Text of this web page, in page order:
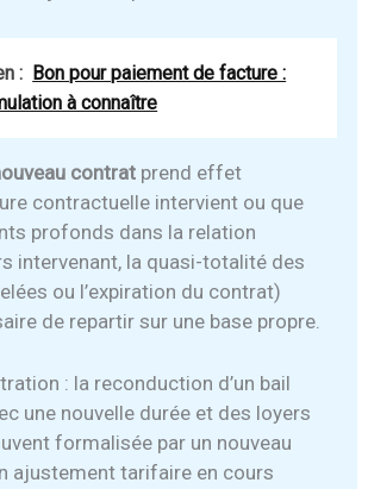
: Bon pour paiement de facture :
à connaître
contrat prend effet
contractuelle intervient ou que
profonds dans la relation
intervenant, la quasi-totalité des
ou l’expiration du contrat)
de repartir sur une base propre.
: la reconduction d’un bail
une nouvelle durée et des loyers
formalisée par un nouveau
ajustement tarifaire en cours